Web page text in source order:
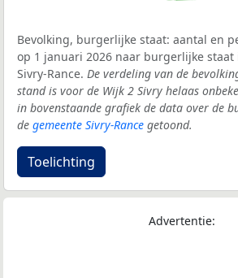
Bevolking, burgerlijke staat: aantal en
op 1 januari 2026 naar burgerlijke
Sivry-Rance. De verdeling van de
stand is voor de Wijk 2 Sivry helaas
in bovenstaande grafiek de data over de
de gemeente Sivry-Rance getoond.
Toelichting
Advertentie: